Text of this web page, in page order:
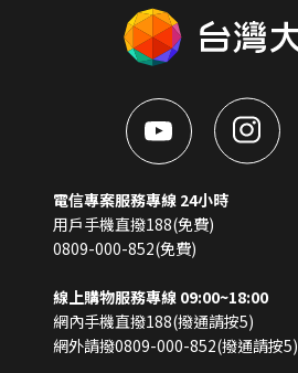
電信專案服務專線 24小時
用戶手機直撥188(免費)
0809-000-852(免費)
線上購物服務專線 09:00~18:00
網內手機直撥188(撥通請按5)
網外請撥0809-000-852(撥通請按5)